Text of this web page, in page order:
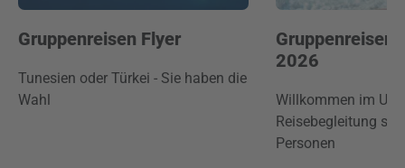
Gruppenreisen Flyer
Tunesien oder Türkei - Sie haben die
Wahl
Gruppenreisen
2026
Willkommen im
Reisebegleitung
Personen